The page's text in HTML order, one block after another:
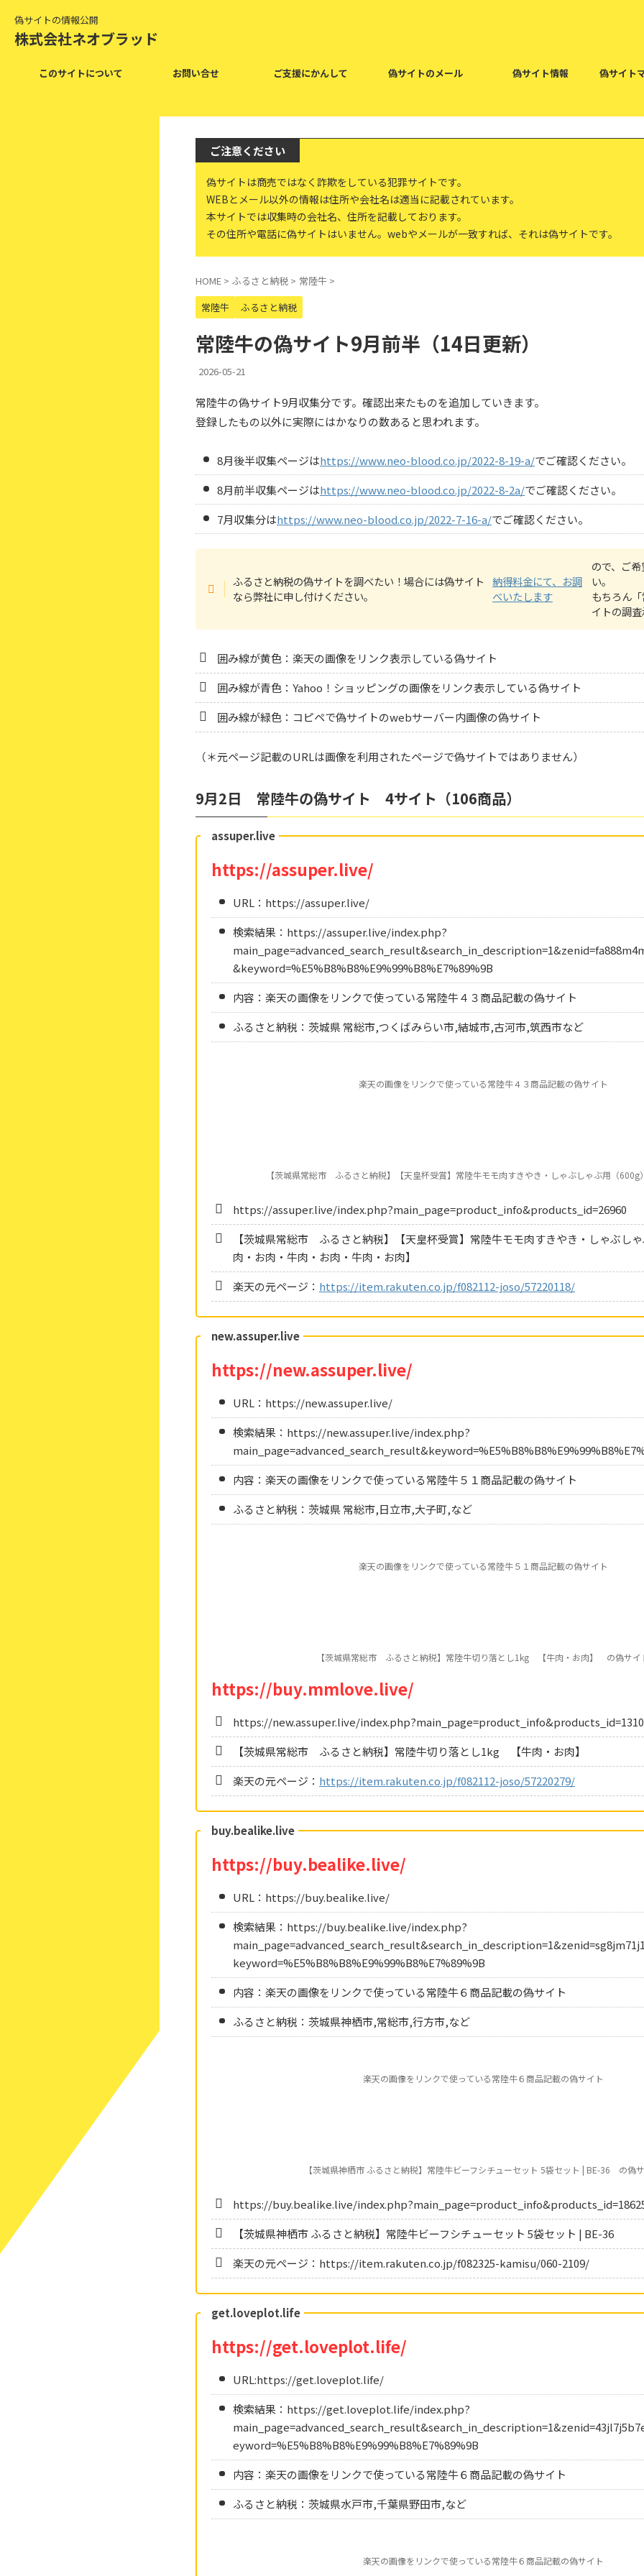
偽サイトの情報公開
株式会社ネオブラッド
このサイトについて お問い合せ ご支援にかんして 偽サイトのメール 偽サイト情報 偽サイト
ご注意ください
偽サイトは商売ではなく詐欺をしている犯罪サイトです。
WEBとメール以外の情報は住所や会社名は適当に記載されています。
本サイトでは収集時の会社名、住所を記載しております。
その住所や電話に偽サイトはいません。webやメールが一致すれば、それは偽サイトです。
HOME > ふるさと納税 > 常陸牛 >
常陸牛
ふるさと納税
常陸牛の偽サイト9月前半（14日更新）
2026-05-21
常陸牛の偽サイト9月収集分です。確認出来たものを追加していきます。
登録したもの以外に実際にはかなりの数あると思われます。
8月後半収集ページはhttps://www.neo-blood.co.jp/2022-8-19-a/でご確認ください。
8月前半収集ページはhttps://www.neo-blood.co.jp/2022-8-2a/でご確認ください。
7月収集分はhttps://www.neo-blood.co.jp/2022-7-16-a/でご確認ください。
ふるさと納税の偽サイトを調べたい！場合には偽サイト
なら弊社に申し付けください。
納得料金にて、お調
べいたします
ので、ご
い。
もちろん
イトの調
囲み線が黄色：楽天の画像をリンク表示している偽サイト
囲み線が青色：Yahoo！ショッピングの画像をリンク表示している偽サイト
囲み線が緑色：コピペで偽サイトのwebサーバー内画像の偽サイト
（＊元ページ記載のURLは画像を利用されたページで偽サイトではありません）
9月2日 常陸牛の偽サイト 4サイト（106商品）
assuper.live
https://assuper.live/
URL：https://assuper.live/
検索結果：https://assuper.live/index.php?
&keyword=%E5%B8%B8%E9%99%B8%E7%89%9B
内容：楽天の画像をリンクで使っている常陸牛４３商品記載の偽サイト
ふるさと納税：茨城県 常総市,つくばみらい市,結城市,古河市,筑西市など
楽天の画像をリンクで使っている常陸牛４３商品記載の偽サイト
【茨城県常総市 ふるさと納税】【天皇杯受賞】常陸牛モモ肉すきやき・しゃぶしゃぶ用（
https://assuper.live/index.php?main_page=product_info&products_id=26960
【茨城県常総市 ふるさと納税】【天皇杯受賞】常陸牛モモ肉すきやき・しゃぶし
肉・お肉・牛肉・お肉・牛肉・お肉】
楽天の元ページ： https://item.rakuten.co.jp/f082112-joso/57220118/
new.assuper.live
https://new.assuper.live/
URL：https://new.assuper.live/
検索結果：https://new.assuper.live/index.php?
内容：楽天の画像をリンクで使っている常陸牛５１商品記載の偽サイト
ふるさと納税：茨城県 常総市,日立市,大子町,など
楽天の画像をリンクで使っている常陸牛５１商品記載の偽サイト
【茨城県常総市 ふるさと納税】常陸牛切り落とし1kg 【牛肉・お肉】 の偽サイ
https://buy.mmlove.live/
https://new.assuper.live/
【茨城県常総市 ふるさと納税】常陸牛切り落とし1kg 【牛肉・お肉】
楽天の元ページ： https://item.rakuten.co.jp/f082112-joso/57220279/
buy.bealike.live
https://buy.bealike.live/
URL：https://buy.bealike.live/
検索結果：https://buy.bealike.live/index.php?
keyword=%E5%B8%B8%E9%99%B8%E7%89%9B
内容：楽天の画像をリンクで使っている常陸牛６商品記載の偽サイト
ふるさと納税：茨城県神栖市,常総市,行方市,など
楽天の画像をリンクで使っている常陸牛６商品記載の偽サイト
【茨城県神栖市 ふるさと納税】常陸牛ビーフシチューセット 5袋セット | BE-36 の偽
https://buy.bealike.live/
【茨城県神栖市 ふるさと納税】常陸牛ビーフシチューセット 5袋セット | BE-36
楽天の元ページ：https://item.rakuten.co.jp/f082325-kamisu/060-2109/
get.loveplot.life
https://get.loveplot.life/
URL:https://get.loveplot.life/
検索結果：https://get.loveplot.life/index.php?
eyword=%E5%B8%B8%E9%99%B8%E7%89%9B
内容：楽天の画像をリンクで使っている常陸牛６商品記載の偽サイト
ふるさと納税：茨城県水戸市,千葉県野田市,など
楽天の画像をリンクで使っている常陸牛６商品記載の偽サイト